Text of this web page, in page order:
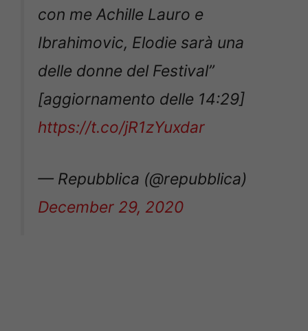
con me Achille Lauro e
Ibrahimovic, Elodie sarà una
delle donne del Festival”
[aggiornamento delle 14:29]
https://t.co/jR1zYuxdar
— Repubblica (@repubblica)
December 29, 2020